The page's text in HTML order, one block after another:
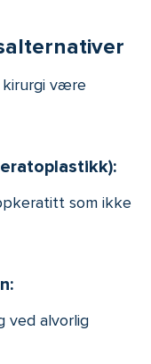
være
som ikke
ved alvorlig